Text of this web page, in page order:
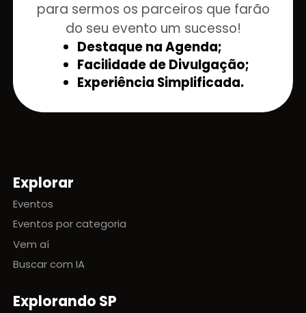
para sermos os parceiros que farão
do seu evento um sucesso!
Destaque na Agenda;
Facilidade de Divulgação;
Experiência Simplificada.
Mapa do site
Explorar
Eventos
Eventos por categoria
Vem aí
Buscar com IA
Explorando SP